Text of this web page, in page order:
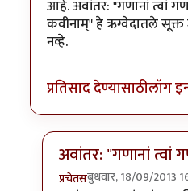
आहे. अवांतर: "गणानां त्वां
कवीनाम्" हे ऋग्वेदातले सूक्त
नव्हे.
प्रतिसाद देण्यासाठीलॉग
अवांतर: "गणानां त्वां
प्रचेतसबुधवार, 18/09/2013